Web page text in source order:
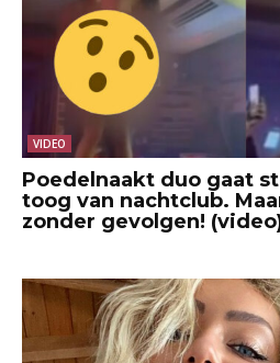
VIDEO
Poedelnaakt duo gaat
toog van nachtclub.
zonder gevolgen!